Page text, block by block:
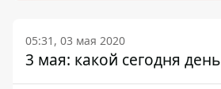
05:31, 03 мая 2020
3 мая: какой сегодня день